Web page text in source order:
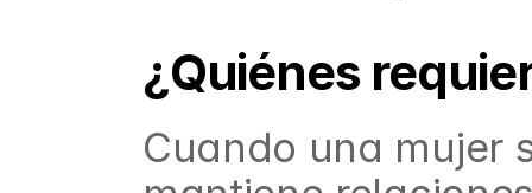
¿Quiénes
Cuando una mujer